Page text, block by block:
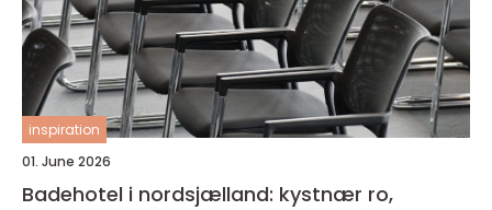
inspiration
01. June 2026
Badehotel i nordsjælland: kystnær ro,